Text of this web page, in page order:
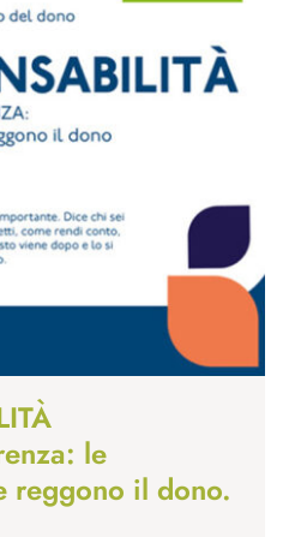
le
reggono il dono.